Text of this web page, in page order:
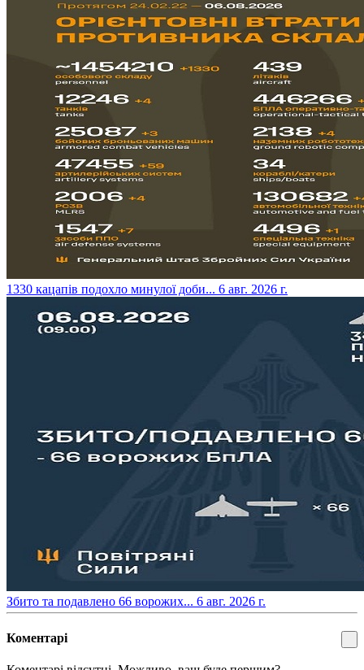
​1330 кацапів подохло минулої доби... 6 авг. 2026 г.
​Збито та подавлено 66 ворожих... 6 авг. 2026 г.
Коментарі